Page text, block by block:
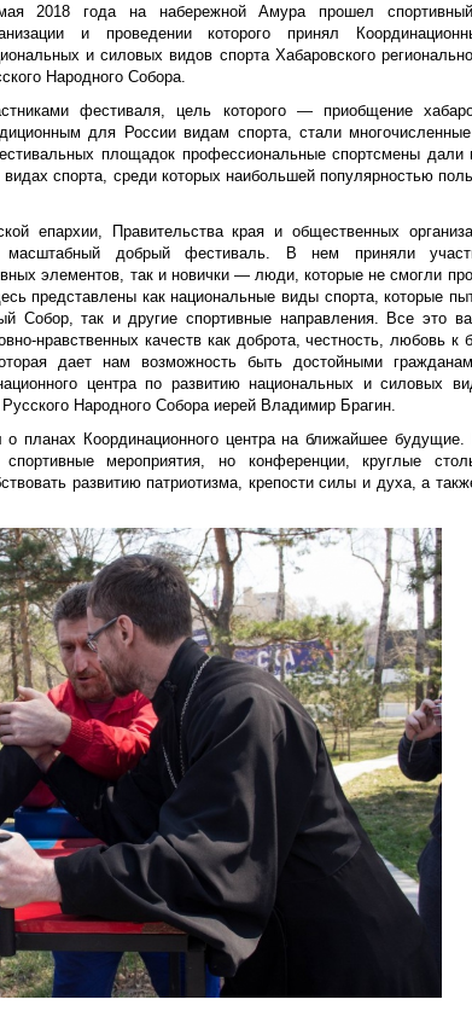
2018 года на набережной Амура прошел
и проведении которого принял
и силовых видов спорта Хабаровского
Народного Собора.
фестиваля, цель которого — приобщение
для России видам спорта, стали
площадок профессиональные спортсмены дали
спорта, среди которых наибольшей популярностью
епархии, Правительства края и общественных
добрый фестиваль. В нем приняли
элементов, так и новички — люди, которые не смогли
представлены как национальные виды спорта, которые
Собор, так и другие спортивные направления. Все это
нравственных качеств как доброта, честность, любовь
дает нам возможность быть достойными
центра по развитию национальных и силовых
Народного Собора иерей Владимир Брагин.
о планах Координационного центра на ближайшее
мероприятия, но конференции, круглые
развитию патриотизма, крепости силы и духа, а